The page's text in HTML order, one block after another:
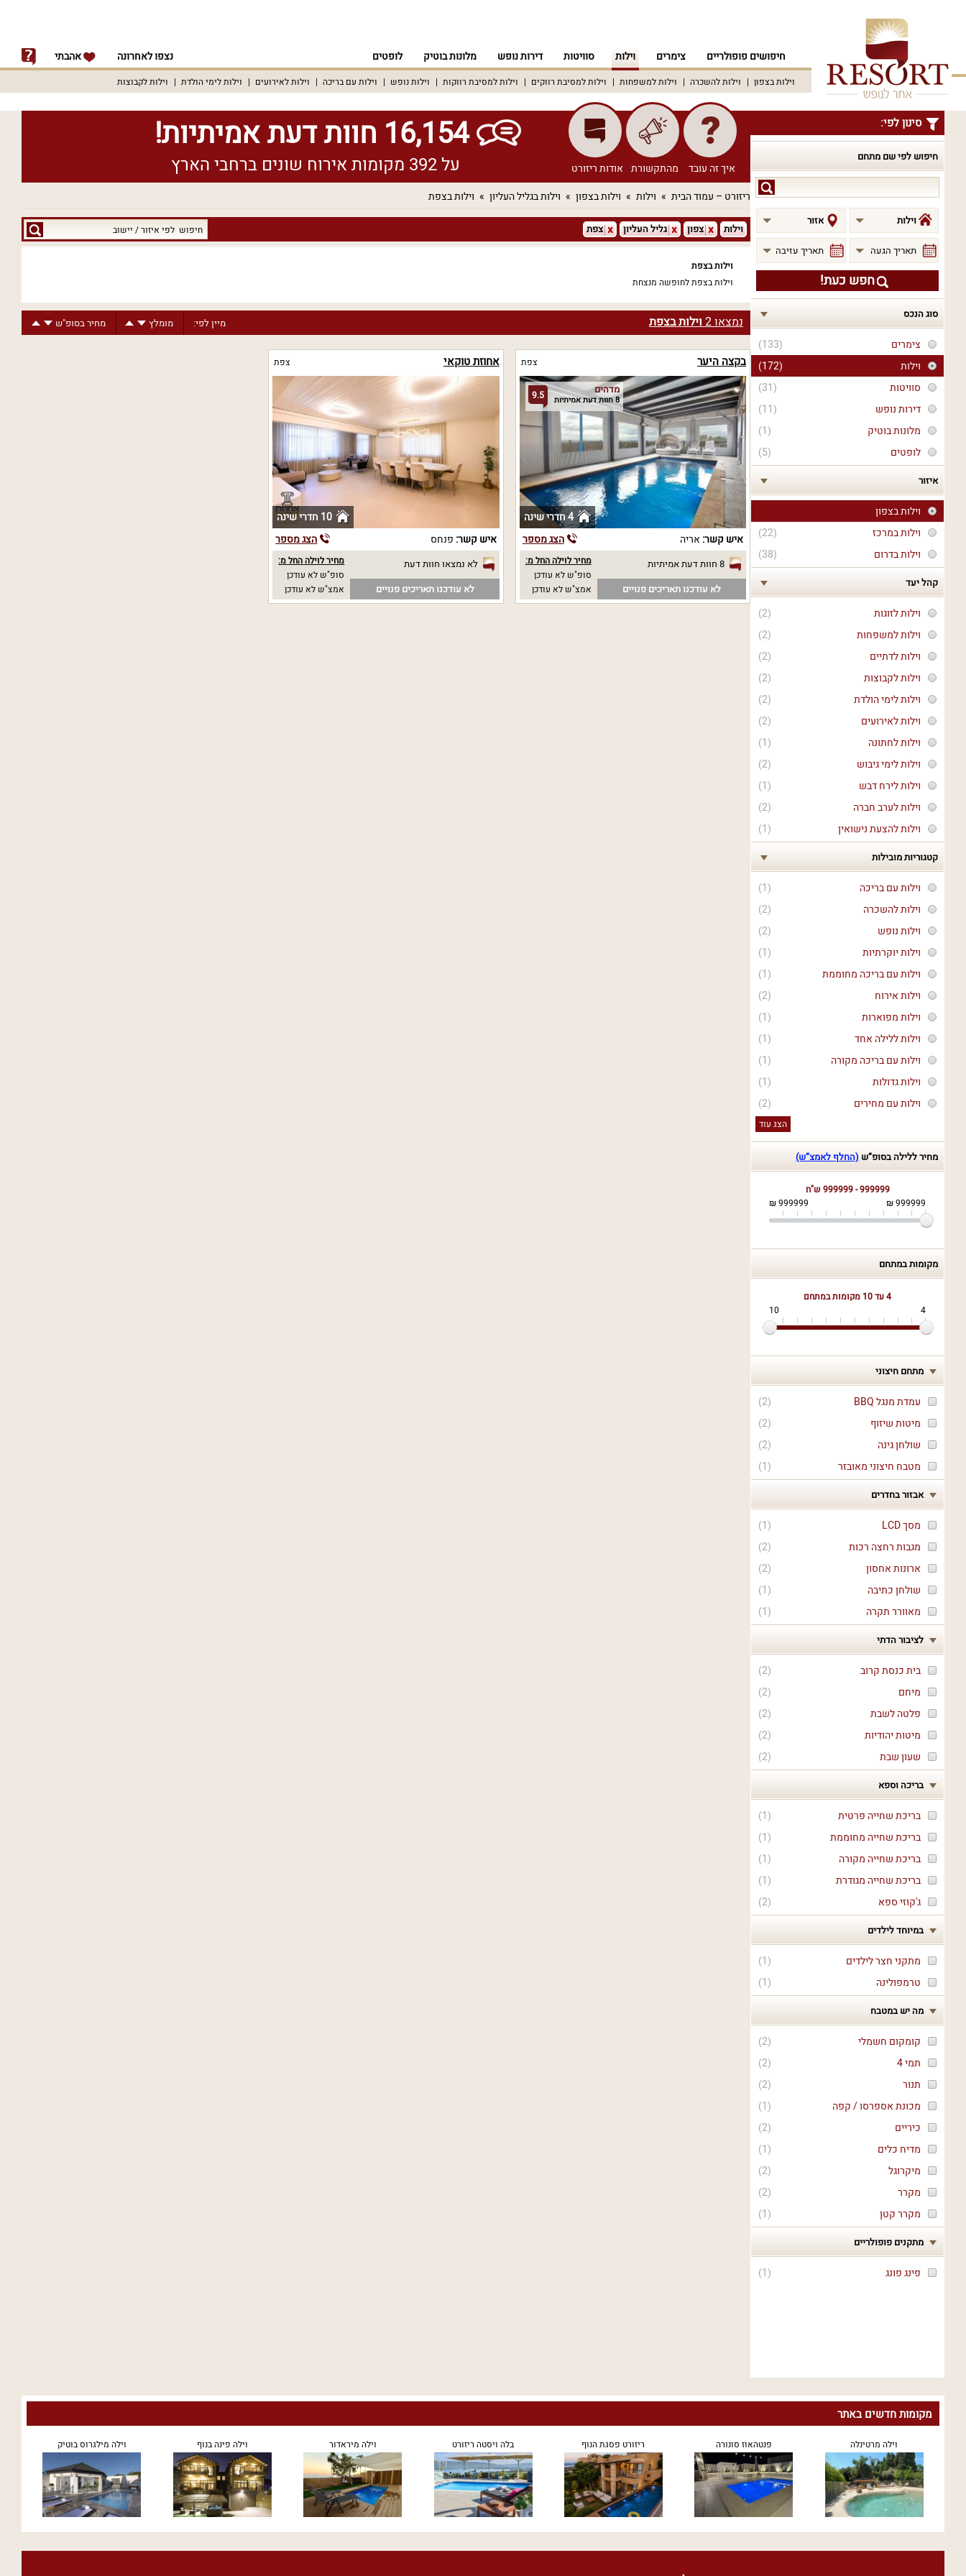
חיפושים פופולריים צימרים וילות סוויטות דירות נופש מלונות בוטיק לופטים נצפו לאחרונה אהבתי
וילות בצפון וילות להשכרה וילות למשפחות וילות למסיבת רווקים וילות למסיבת רווקות וילות נופש וילות עם בריכה וילות לאירועים וילות לימי הולדת וילות לקבוצות
סינון לפי:
חיפוש לפי שם מתחם
לפי
שם
מתחם
וילות אזור
תאריך הגעה תאריך עזיבה
חפש כעת!
סוג הנכס
(133)
צימרים
(172)
וילות
(31)
סוויטות
(11)
דירות נופש
(1)
מלונות בוטיק
(5)
לופטים
איזור
וילות בצפון
(22)
וילות במרכז
(38)
וילות בדרום
קהל יעד
(2)
וילות לזוגות
(2)
וילות למשפחות
(2)
וילות לדתיים
(2)
וילות לקבוצות
(2)
וילות לימי הולדת
(2)
וילות לאירועים
(1)
וילות לחתונה
(2)
וילות לימי גיבוש
(1)
וילות לירח דבש
(2)
וילות לערב חברה
(1)
וילות להצעת נישואין
קטגוריות מובילות
(1)
וילות עם בריכה
(2)
וילות להשכרה
(2)
וילות נופש
(1)
וילות יוקרתיות
(1)
וילות עם בריכה מחוממת
(2)
וילות אירוח
(1)
וילות מפוארות
(1)
וילות ללילה אחד
(1)
וילות עם בריכה מקורה
(1)
וילות גדולות
(2)
וילות עם מחירים
הצג עוד
מחיר ללילה בסופ“ש (החלף לאמצ“ש)
999999 - 999999 ש"ח
999999 ₪
999999 ₪
מקומות במתחם
4 עד 10
מקומות במתחם
4
10
מתחם חיצוני
(
2
)
עמדת מנגל BBQ
(
2
)
מיטות שיזוף
(
2
)
שולחן גינה
(
1
) מטבח חיצוני מאובזר
אבזור בחדרים
(
1
)
מסך LCD
(
2
)
מגבות רחצה רכות
(
2
)
ארונות אחסון
(
1
)
שולחן כתיבה
(
1
) מאוורר תקרה
לציבור הדתי
(
2
)
בית כנסת קרוב
(
2
)
מיחם
(
2
)
פלטה לשבת
(
2
)
מיטות יהודיות
(
2
) שעון שבת
בריכה וספא
(
1
)
בריכת שחייה פרטית
(
1
)
בריכת שחייה מחוממת
(
1
)
בריכת שחייה מקורה
(
1
)
בריכת שחייה מגודרת
(
2
) ג'קוזי ספא
במיוחד לילדים
(
1
)
מתקני חצר לילדים
(
1
) טרמפולינה
מה יש במטבח
(
2
)
קומקום חשמלי
(
2
)
תמי 4
(
2
)
תנור
(
1
)
מכונת אספרסו / קפה
(
2
)
כיריים
(
1
)
מדיח כלים
(
2
)
מיקרוגל
(
2
)
מקרר
(
1
) מקרר קטן
מתקנים פופולריים
(
1
) פינג פונג
איך זה עובד מהתקשורת אודות ריזורט
16,154 חוות דעת אמיתיות!
על 392 מקומות אירוח שונים ברחבי הארץ
ריזורט – עמוד הבית וילות וילות בצפון וילות בגליל העליון וילות בצפת
חיפוש
לפי
וילות צפון גליל העליון צפת
וילות בצפת
וילות בצפת לחופשה מנצחת
נמצאו2וילות בצפת מיין לפי: מומלץ מחיר בסופ"ש
בקצה היער צפת
9.5 מדהים
8 חוות דעת אמיתיות
4 חדרי שינה
איש קשר: אריה הצג מספר
8 חוות דעת אמיתיות
לא עודכנו תאריכים פנויים
מחיר לוילה החל מ:
סופ"ש לא עודכן
אמצ"ש לא עודכן
אחוזת טוקאי צפת
10 חדרי שינה
איש קשר: פנחס הצג מספר
לא נמצאו חוות דעת
לא עודכנו תאריכים פנויים
מחיר לוילה החל מ:
סופ"ש לא עודכן
אמצ"ש לא עודכן
מקומות חדשים באתר
וילה מרטינלה פנטהאוז סונורה ריזורט פסגת הנוף בלה ויסטה ריזורט וילה מיראדור וילה פינה בנוף וילה מילגרוס בוטיק